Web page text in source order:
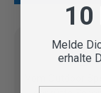
10
Melde
erhalte